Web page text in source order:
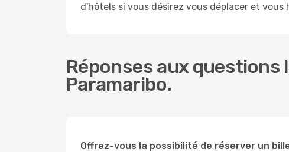
d'hôtels si vous désirez vous déplacer et vous
Réponses aux questions
Paramaribo.
Offrez-vous la possibilité de réserver un